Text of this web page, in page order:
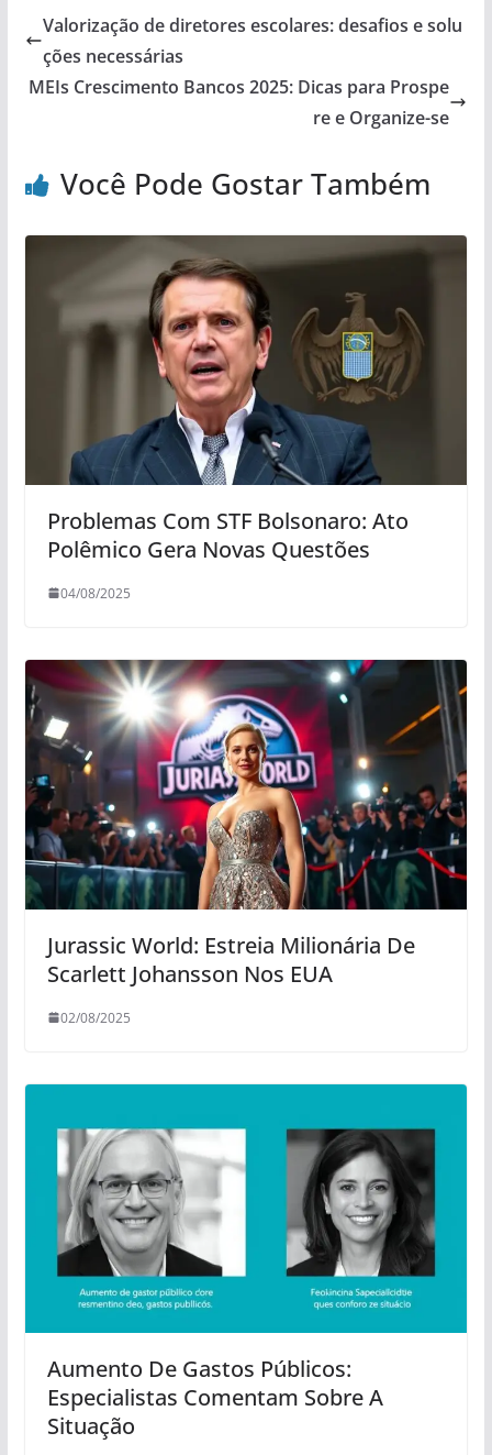
Valorização de diretores escolares: desafios e solu
ções necessárias
MEIs Crescimento Bancos 2025: Dicas para Prospe
re e Organize-se
Você Pode Gostar Também
Problemas Com STF Bolsonaro: Ato
Polêmico Gera Novas Questões
04/08/2025
Jurassic World: Estreia Milionária De
Scarlett Johansson Nos EUA
02/08/2025
Aumento De Gastos Públicos:
Especialistas Comentam Sobre A
Situação